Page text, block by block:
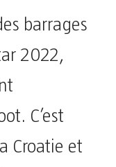
barrages
2022,
C’est
Croatie et